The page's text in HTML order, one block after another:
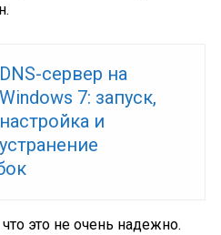
DNS-сервер на
Windows 7: запуск,
настройка и
устранение
это не очень надежно.